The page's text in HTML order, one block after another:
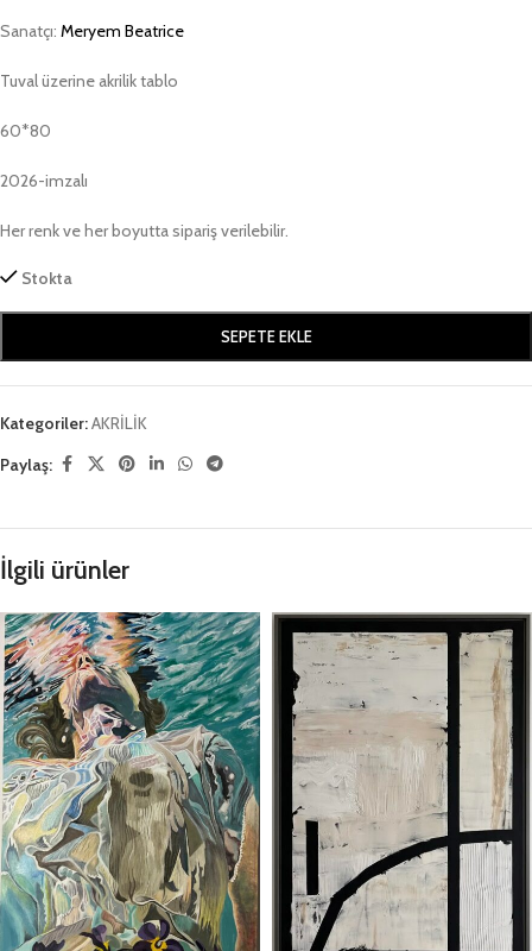
Sanatçı: Meryem Beatrice
Tuval üzerine akrilik tablo
60*80
2026-imzalı
Her renk ve her boyutta sipariş verilebilir.
Stokta
SEPETE EKLE
Kategoriler:AKRİLİK
Paylaş:
İlgili ürünler